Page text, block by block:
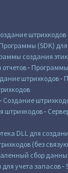
штрихкодов
Программы (SDK)
создания
-
штрихкодов-
- Создание
штрихкодов-
DLL для
(без
сбор
учета запасов-